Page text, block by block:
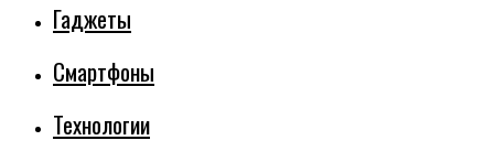
Гаджеты
Смартфоны
Технологии